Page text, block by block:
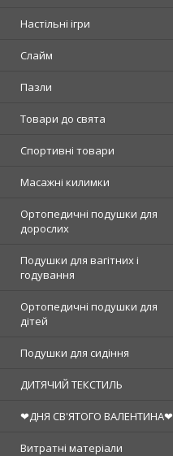
Настільні ігри
Слайм
Пазли
Товари до свята
Спортивні товари
Масажні килимки
Ортопедичні подушки для
дорослих
Подушки для вагітних і
годування
Ортопедичні подушки для
дітей
Подушки для сидіння
ДИТЯЧИЙ ТЕКСТИЛЬ
❤ДНЯ СВ'ЯТОГО ВАЛЕНТИНА❤
Витратні матеріали